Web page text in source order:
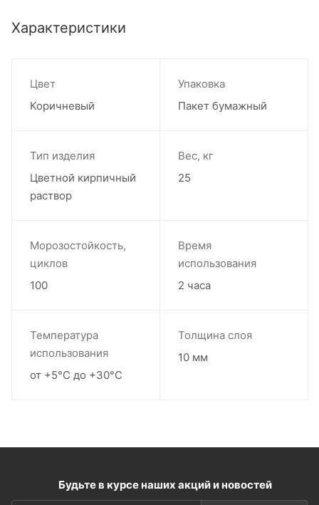
Характеристики
Цвет
Коричневый
Упаковка
Пакет бумажный
Тип изделия
Цветной кирпичный
раствор
Вес, кг
25
Морозостойкость,
циклов
100
Время
использования
2 часа
Температура
использования
от +5°С до +30°С
Толщина слоя
10 мм
Будьте в курсе наших акций и новостей